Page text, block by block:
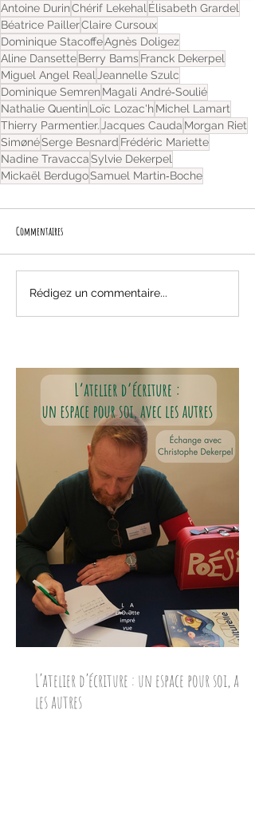
Antoine DurinChérif Lekehal Élisabeth Grardel
Béatrice PaillerClaire Cursoux
Dominique StacoffeAgnès Doligez
Aline DansetteBerry Bams Franck Dekerpel
Miguel Angel Real Jeannelle Szulc
Dominique SemrenMagali André‐Soulié
Nathalie QuentinLoïc Lozac'hMichel Lamart
Thierry Parmentier. Jacques Cauda Morgan Riet
SimønéSerge Besnard Frédéric Mariette
Nadine TravaccaSylvie Dekerpel
Mickaël BerdugoSamuel Martin‐Boche
Commentaires
Rédigez un commentaire...
L’atelier d’écriture : un espace pour soi, avec
les autres